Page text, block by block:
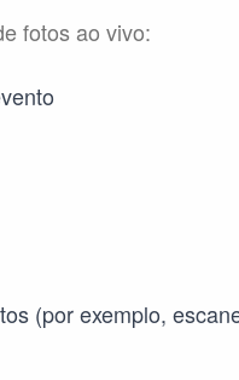
fotos ao vivo:
(por exemplo,